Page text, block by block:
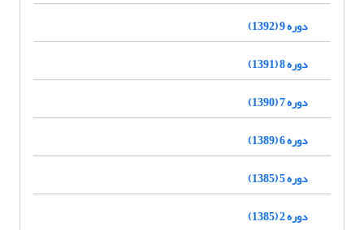
دوره 9 (1392)
دوره 8 (1391)
دوره 7 (1390)
دوره 6 (1389)
دوره 5 (1385)
دوره 2 (1385)